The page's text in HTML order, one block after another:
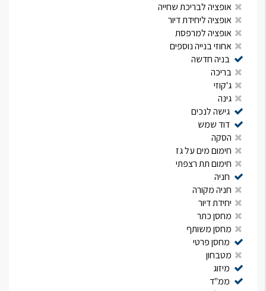
אופציה לבריכת שחייה
אופציה ליחידת דיור
אופציה למרפסת
אחוזי בנייה נוספים
בניה חדשה
בריכה
ג'קוזי
גינה
גישה לנכים
דוד שמש
הסקה
חימום מים על גז
חימום תת רצפתי
חניה
חניה מקורה
יחידת דיור
מחסן כתר
מחסן משותף
מחסן פרטי
מטבחון
מיזוג
ממ"ד